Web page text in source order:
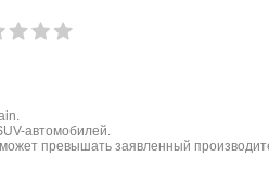
автомобилей.
превышать заявленный